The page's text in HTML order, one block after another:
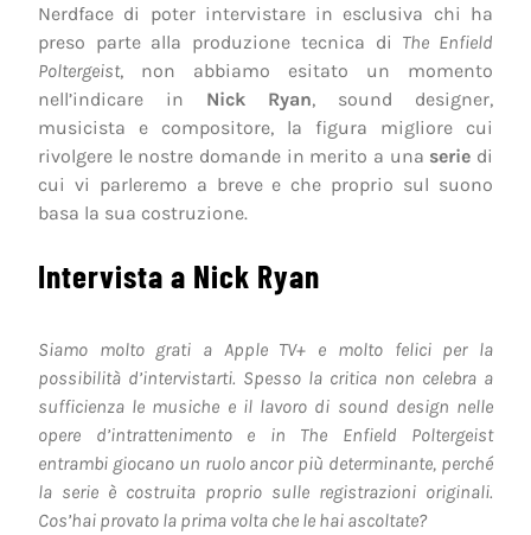
Nerdface di poter intervistare in esclusiva chi ha
preso parte alla produzione tecnica di The Enfield
Poltergeist, non abbiamo esitato un momento
nell’indicare in Nick Ryan, sound designer,
musicista e compositore, la figura migliore cui
rivolgere le nostre domande in merito a una serie di
cui vi parleremo a breve e che proprio sul suono
basa la sua costruzione.
Intervista a Nick Ryan
Siamo molto grati a Apple TV+ e molto felici per la
possibilità d’intervistarti. Spesso la critica non celebra a
sufficienza le musiche e il lavoro di sound design nelle
opere d’intrattenimento e in The Enfield Poltergeist
entrambi giocano un ruolo ancor più determinante, perché
la serie è costruita proprio sulle registrazioni originali.
Cos’hai provato la prima volta che le hai ascoltate?